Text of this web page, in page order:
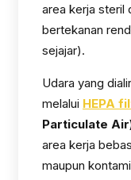
area kerja steril
bertekanan
sejajar).
Udara yang
melalui HEPA
Particulate
area kerja
maupun